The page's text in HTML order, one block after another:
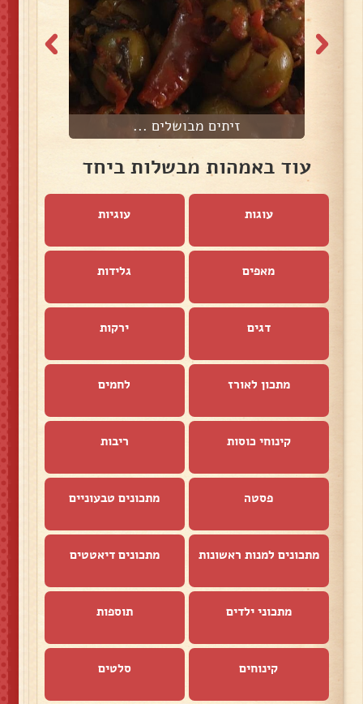
זיתים מבושלים ...
עוד באמהות מבשלות ביחד
עוגות עוגיות
מאפים גלידות
דגים ירקות
מתכון לאורז לחמים
קינוחי כוסות ריבות
פסטה מתכונים טבעוניים
מתכונים למנות ראשונות מתכונים דיאטטים
מתכוני ילדים תוספות
קינוחים סלטים